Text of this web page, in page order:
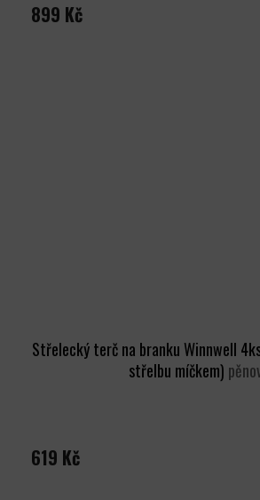
899 Kč
Střelecký terč na branku Winnwell
střelbu míčkem)
619 Kč